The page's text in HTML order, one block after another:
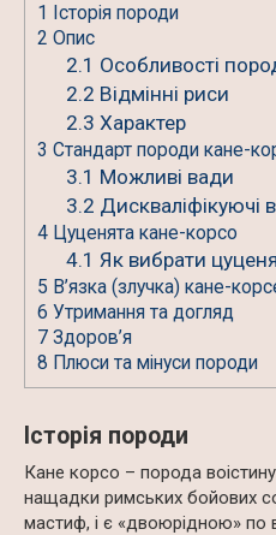
1 Історія породи
2 Опис
2.1 Особливості
2.2 Відмінні риси
2.3 Характер
3 Стандарт породи кане-
3.1 Можливі вади
3.2 Дискваліфікуючі
4 Цуценята кане-корсо
4.1 Як вибрати цуценя
5 В’язка (злучка) кане-
6 Утримання та догляд
7 Здоров’я
8 Плюси та мінуси породи
Історія породи
Кане корсо – порода
нащадки римських бойових
мастиф, і є «двоюрідною» по